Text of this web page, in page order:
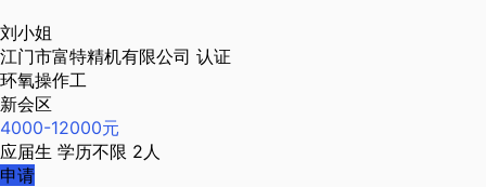
刘小姐
江门市富特精机有限公司 认证
环氧操作工
新会区
4000-12000元
应届生 学历不限 2人
申请